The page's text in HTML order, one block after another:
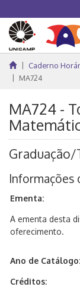
Caderno
MA724
MA724 -
Informações
Ementa:
A ementa desta
oferecimento.
Ano de Catálogo:
Créditos: